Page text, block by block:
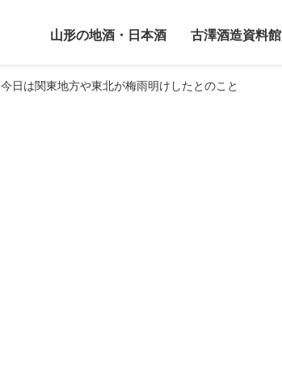
山形の地酒・日本酒 古澤酒造資料館
今日は関東地方や東北が梅雨明けしたとのこと